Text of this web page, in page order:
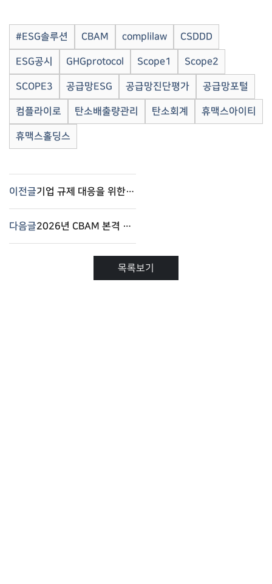
#ESG솔루션 CBAM complilaw CSDDD
ESG공시 GHGprotocol Scope1 Scope2
SCOPE3 공급망ESG 공급망진단평가 공급망포털
컴플라이로 탄소배출량관리 탄소회계 휴맥스아이티
휴맥스홀딩스
이전글 기업 규제 대응을 위한 ESG 공시, 실사, 거버넌스 통합 전략 – 컴플라이로(Complilaw)
다음글 2026년 CBAM 본격 시행에 따른 기업 대응 방안 – Complilaw(컴플라이로)
목록보기